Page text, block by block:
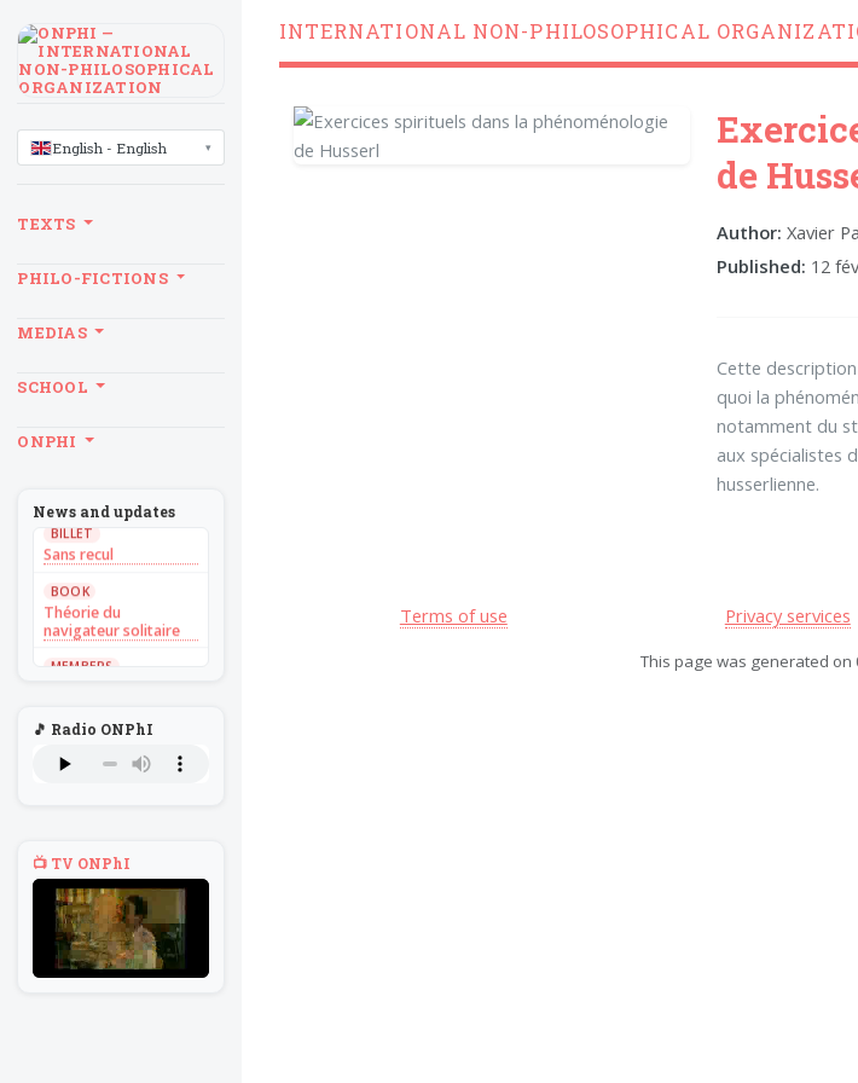
INTERNATIONAL NON-PHILOSOPHICAL
de
Author: Xavier
Published: 12
Cette
quoi la
notamment du
aux spécialistes
husserlienne.
Terms of use Privacy services
This page was generated
LANGUAGE
English - English
TEXTS
PHILO-FICTIONS
MEDIAS
SCHOOL
ONPHI
News and updates
BILLET
Sans recul
BOOK
Théorie du
navigateur solitaire
MEMBERS
NEWS
l'hypothèse en
au feu direct
BILLET
Sans recul
BOOK
Théorie du
🎵 Radio ONPhI
📺 TV ONPhI